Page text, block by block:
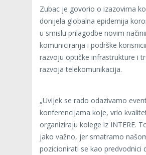
Zubac je govorio o izazovima
donijela globalna epidemija
u smislu prilagodbe novim
komuniciranja i podrške
razvoju optičke infrastrukture i
razvoja telekomunikacija.
„Uvijek se rado odazivamo
konferencijama koje, vrlo
organiziraju kolege iz INTERE.
jako važno, jer smatramo
pozicionirati se kao predvodnici